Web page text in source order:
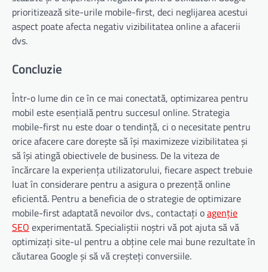
prioritizează site-urile mobile-first, deci neglijarea acestui
aspect poate afecta negativ vizibilitatea online a afacerii
dvs.
Concluzie
Într-o lume din ce în ce mai conectată, optimizarea pentru
mobil este esențială pentru succesul online. Strategia
mobile-first nu este doar o tendință, ci o necesitate pentru
orice afacere care dorește să își maximizeze vizibilitatea și
să își atingă obiectivele de business. De la viteza de
încărcare la experiența utilizatorului, fiecare aspect trebuie
luat în considerare pentru a asigura o prezență online
eficientă. Pentru a beneficia de o strategie de optimizare
mobile-first adaptată nevoilor dvs., contactați oagenție
SEO experimentată. Specialiștii noștri vă pot ajuta să vă
optimizați site-ul pentru a obține cele mai bune rezultate în
căutarea Google și să vă creșteți conversiile.